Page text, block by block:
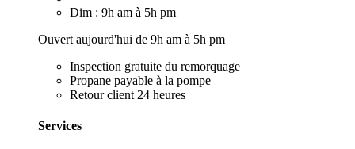
Dim : 9h am à 5h pm
Ouvert aujourd'hui de 9h am à 5h pm
Inspection gratuite du remorquage
Propane payable à la pompe
Retour client 24 heures
Services